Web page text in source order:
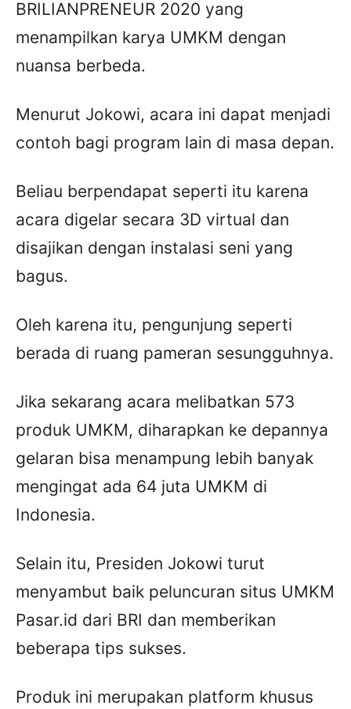
BRILIANPRENEUR 2020 yang
menampilkan karya UMKM dengan
nuansa berbeda.
Menurut Jokowi, acara ini dapat menjadi
contoh bagi program lain di masa depan.
Beliau berpendapat seperti itu karena
acara digelar secara 3D virtual dan
disajikan dengan instalasi seni yang
bagus.
Oleh karena itu, pengunjung seperti
berada di ruang pameran sesungguhnya.
Jika sekarang acara melibatkan 573
produk UMKM, diharapkan ke depannya
gelaran bisa menampung lebih banyak
mengingat ada 64 juta UMKM di
Indonesia.
Selain itu, Presiden Jokowi turut
menyambut baik peluncuran situs UMKM
Pasar.id dari BRI dan memberikan
beberapa tips sukses.
Produk ini merupakan platform khusus